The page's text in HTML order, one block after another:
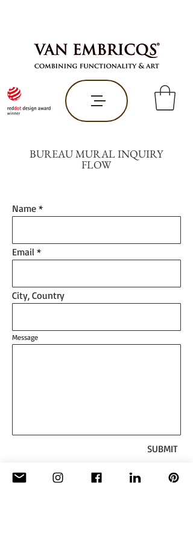
BUREAU MURAL INQUIRY
FLOW
Name
Email
City, Country
Message
SUBMIT